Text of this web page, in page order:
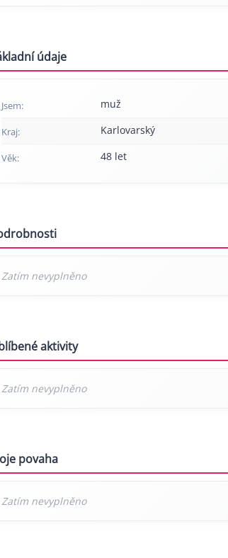
údaje
Jsem: muž
Kraj: Karlovarský
Věk: 48 let
aktivity
povaha